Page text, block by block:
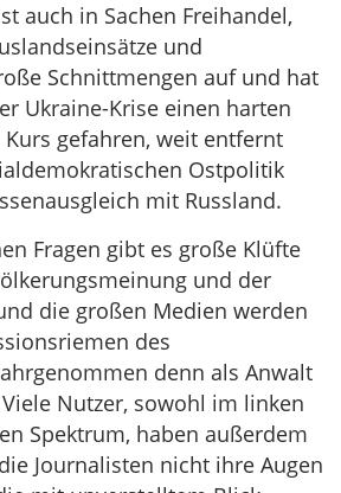
auch in Sachen Freihandel,
und
Schnittmengen auf und hat
Ukraine-Krise einen harten
gefahren, weit entfernt
Ostpolitik
mit Russland.
Fragen gibt es große Klüfte
und der
die großen Medien werden
des
denn als Anwalt
Nutzer, sowohl im linken
Spektrum, haben außerdem
Journalisten nicht ihre Augen